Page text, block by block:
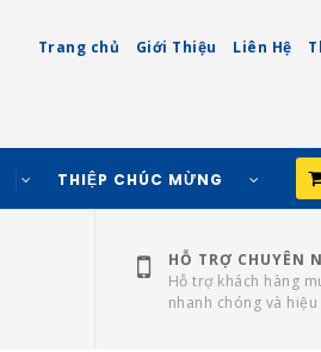
Trang chủ Giới Thiệu Liên Hệ
THIỆP CHÚC MỪNG
HỖ TRỢ CHUYÊN
Hỗ trợ khách hàng
nhanh chóng và